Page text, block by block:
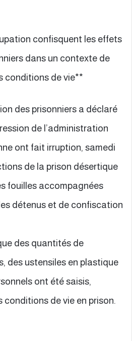
confisquent les effets
dans un contexte de
conditions de vie**
des prisonniers a déclaré
de l’administration
ont fait irruption, samedi
de la prison désertique
fouilles accompagnées
détenus et de confiscation
des quantités de
des ustensiles en plastique
ont été saisis,
de vie en prison.